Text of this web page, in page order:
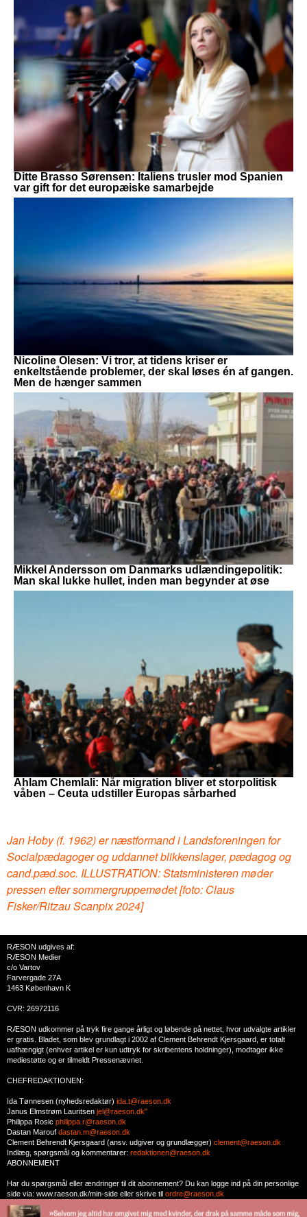
Ditte Brasso Sørensen: Italiens trusler mod Spanien
var gift for det europæiske samarbejde
Nicoline Olesen: Vi tror, at tidens kriser er
enkeltstående problemer, der skal løses én af gangen.
Men de hænger sammen
Mikkel Andersson om Danmarks udlændingepolitik:
Man skal lukke hullet, inden man begynder at øse
Ahlam Chemlali: Når migration bliver et storpolitisk
våben – Ceuta udstiller Europas sårbarhed
Jan Hoby (f. 1962) er næstformand i Landsforeningen for
Socialpædagoger og uddannet blikkenslager, pædagog og
cand.pæd.soc. ILLUSTRATION: Statsministeren møder
pressen efter sommergruppemødet [foto: Claus
Fisker/Ritzau Scanpix 2024]
RÆSON udgives af:
RÆSON Medier
c/o Vartov
Farvergade 27A
1463 København K
CVR: 26972116
RÆSON udkommer på tryk fire gange årligt og løbende på nettet, hvor udvalgte artikler
er gratis. Bladet, som blev grundlagt i 2002 af Clement Behrendt Kjersgaard, er totalt
uafhængigt (enhver artikel er kun udtryk for skribentens holdninger), modtager ikke
mediestøtte og er tilmeldt Pressenævnet.
CHEFREDAKTIONEN:
Ida Tønnesen (nyhedsredaktør) ida.t@raeson.dk
Janus Elmstrøm Lauritsen jel@raeson.dk"
Philippa Rosic philippa.r@raeson.dk
Dastan Marouf dastan.m@raeson.dk
Clement Behrendt Kjersgaard (ansv. udgiver og grundlægger) clement@raeson.dk
Indlæg, spørgsmål og kommentarer: redaktionen@raeson.dk
ABONNEMENT
Har du spørgsmål eller ændringer til dit abonnement? Du kan logge ind på din personlige
side via: www.raeson.dk/min-side eller skrive til ordre@raeson.dk